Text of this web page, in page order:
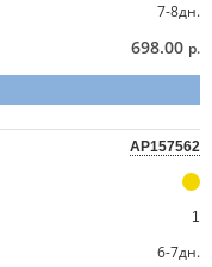
7-8дн.
698.00 р.
AP157562
1
6-7дн.